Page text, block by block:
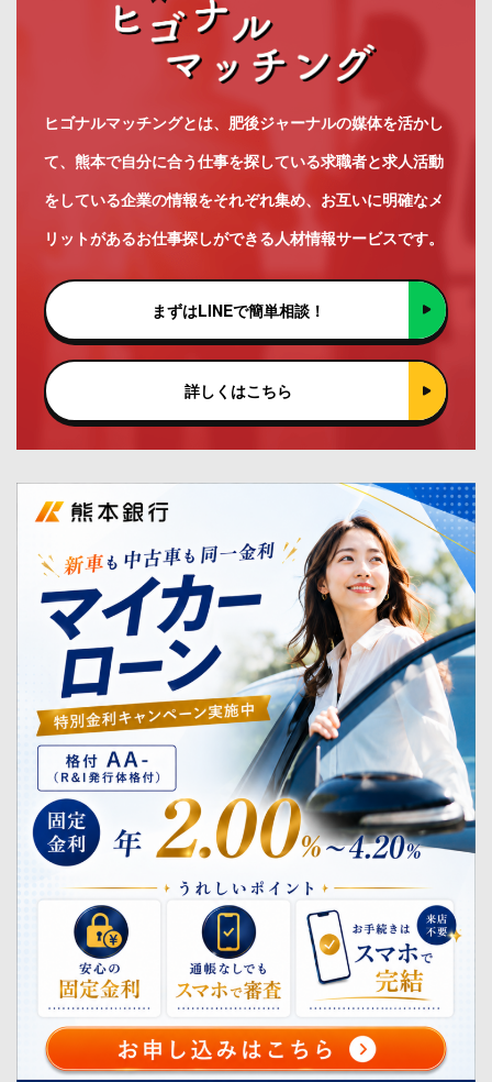
ヒゴナルマッチングとは、肥後ジャーナルの媒体を活かし
て、熊本で自分に合う仕事を探している求職者と求人活動
をしている企業の情報をそれぞれ集め、お互いに明確なメ
リットがあるお仕事探しができる人材情報サービスです。
まずはLINEで簡単相談！
詳しくはこちら